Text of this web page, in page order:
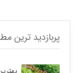
پربازدید ترین